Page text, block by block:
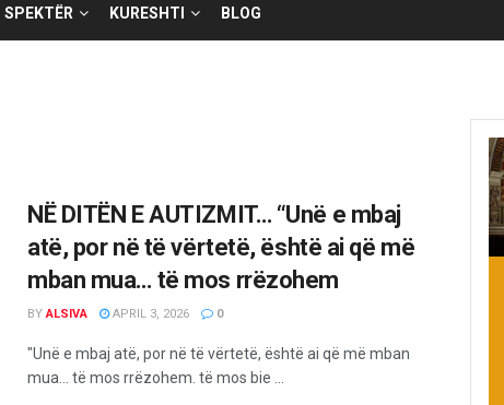
SPEKTËR KURESHTI BLOG
NË DITËN E AUTIZMIT… “Unë e mbaj
atë, por në të vërtetë, është ai që më
mban mua… të mos rrëzohem
BY ALSIVA APRIL 3, 2026 0
"Unë e mbaj atë, por në të vërtetë, është ai që më mban
mua... të mos rrëzohem. të mos bie ...